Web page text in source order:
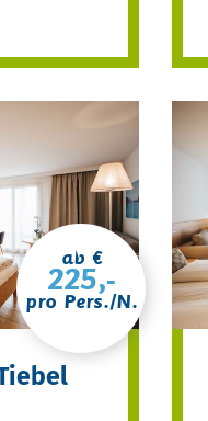
ab €
225,-
pro Pers./N.